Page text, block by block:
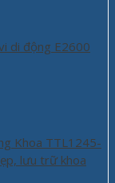
di động E2600
Khoa TTL1245-
lưu trữ khoa